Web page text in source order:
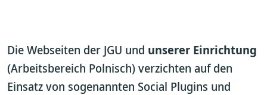
Die Webseiten der JGU und unserer Einrichtung
(Arbeitsbereich Polnisch) verzichten auf den
Einsatz von sogenannten Social Plugins und